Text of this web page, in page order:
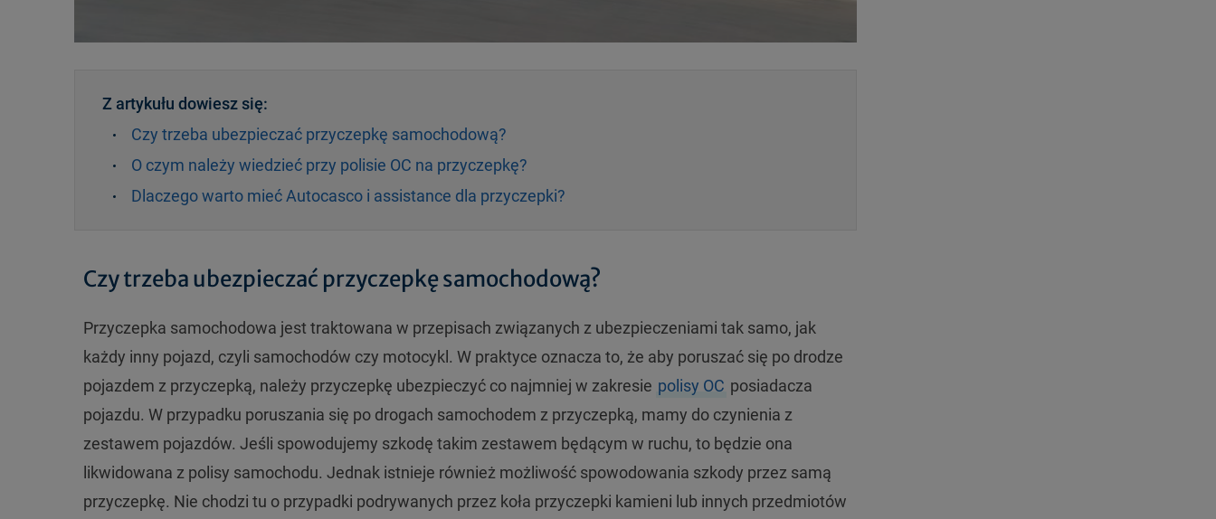
Z artykułu dowiesz się:
Czy trzeba ubezpieczać przyczepkę samochodową?
O czym należy wiedzieć przy polisie OC na przyczepkę?
Dlaczego warto mieć Autocasco i assistance dla przyczepki?
Czy trzeba ubezpieczać przyczepkę samochodową?
Przyczepka samochodowa jest traktowana w przepisach związanych z ubezpieczeniami tak samo, jak
każdy inny pojazd, czyli samochodów czy motocykl. W praktyce oznacza to, że aby poruszać się po drodze
pojazdem z przyczepką, należy przyczepkę ubezpieczyć co najmniej w zakresie polisy OC posiadacza
pojazdu. W przypadku poruszania się po drogach samochodem z przyczepką, mamy do czynienia z
zestawem pojazdów. Jeśli spowodujemy szkodę takim zestawem będącym w ruchu, to będzie ona
likwidowana z polisy samochodu. Jednak istnieje również możliwość spowodowania szkody przez samą
przyczepkę. Nie chodzi tu o przypadki podrywanych przez koła przyczepki kamieni lub innych przedmiotów